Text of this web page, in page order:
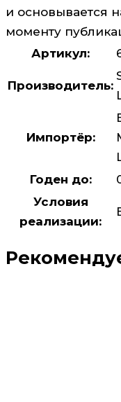
и основывается
моменту
Артикул:
Производитель:
Импортёр:
Годен до:
Условия
реализации: